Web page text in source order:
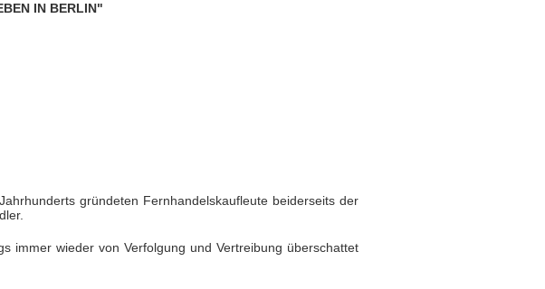
IN BERLIN"
gründeten Fernhandelskaufleute beiderseits der
immer wieder von Verfolgung und Vertreibung überschattet